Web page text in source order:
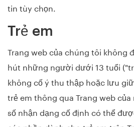
tin tùy chọn.
Trẻ em
Trang web của chúng tôi không
hút những người dưới 13 tuổi
không cố ý thu thập hoặc lưu
trẻ em thông qua Trang web
số nhận dạng cố định có thể